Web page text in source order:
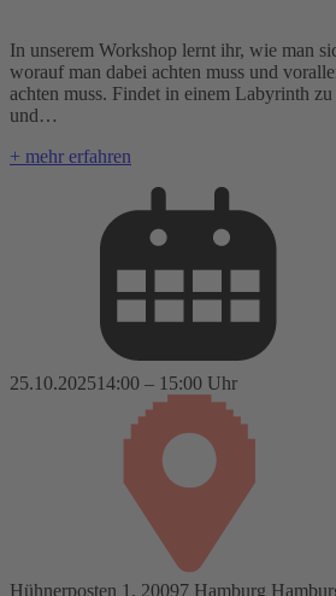
In unserem Workshop lernt ihr, wie man
worauf man dabei achten muss und
achten muss. Findet in einem Labyrinth
und…
+ mehr erfahren
25.10.202514:00 – 15:00 Uhr
Hühnerposten 1, 20097 Hamburg